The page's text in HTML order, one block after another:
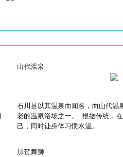
山代溫泉
石川县以其温泉而闻名，而山代温
老的温泉浴场之一。 根据传统，
己，同时让身体习惯水温。
加贺舞狮